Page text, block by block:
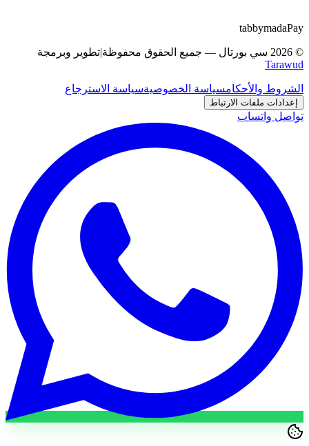
Pay
mada
tabby
©
2026 سي بورتال — جميع الحقوق محفوظة|تطوير وبرمجة
Tarawud
الشروط والأحكامسياسة الخصوصيةسياسة الاسترجاع
إعدادات ملفات الارتباط
تواصل واتساب